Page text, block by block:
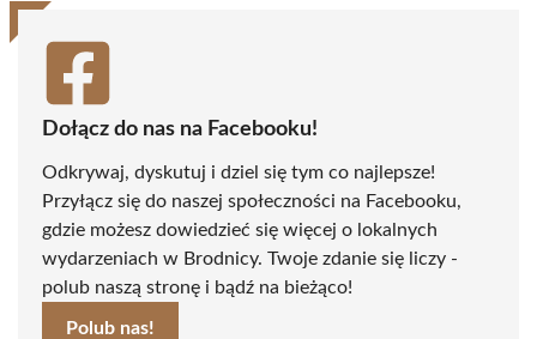
Dołącz do nas na Facebooku!
Odkrywaj, dyskutuj i dziel się tym co najlepsze!
Przyłącz się do naszej społeczności na Facebooku,
gdzie możesz dowiedzieć się więcej o lokalnych
wydarzeniach w Brodnicy. Twoje zdanie się liczy -
polub naszą stronę i bądź na bieżąco!
Polub nas!